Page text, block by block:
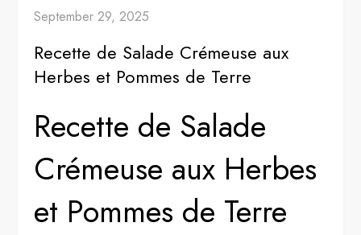
September 29, 2025
Recette de Salade Crémeuse aux
Herbes et Pommes de Terre
Recette de Salade
Crémeuse aux Herbes
et Pommes de Terre